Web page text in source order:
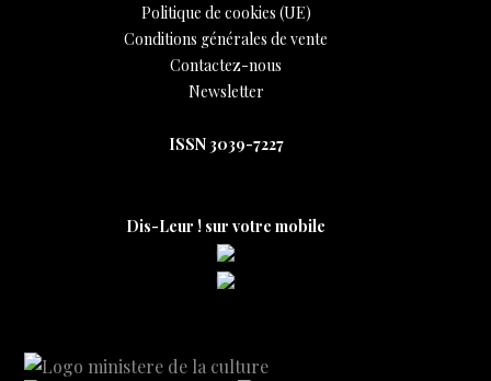
Politique de cookies (UE)
Conditions générales de vente
Contactez-nous
Newsletter
ISSN 3039-7227
Dis-Leur ! sur votre mobile